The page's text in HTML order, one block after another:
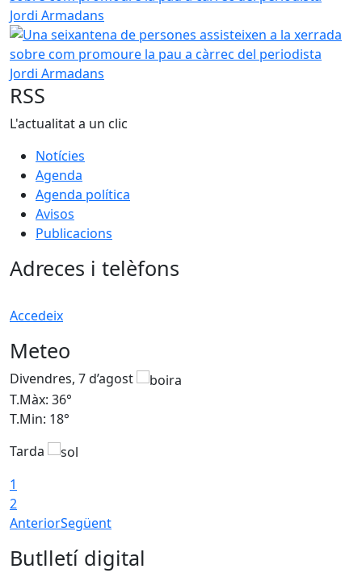
Una seixantena de persones assisteixen a la xerrada
RSS
L'actualitat a un clic
Notícies
Agenda
Agenda política
Avisos
Publicacions
Adreces i telèfons
Accedeix
Meteo
Divendres, 7 d’agost
T.Màx: 36°
T.Min: 18°
Tarda
1
2
AnteriorSegüent
Butlletí digital